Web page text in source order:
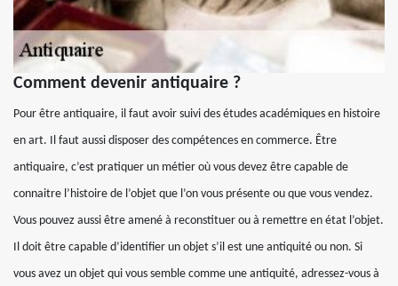
Comment devenir antiquaire ?
Pour être antiquaire, il faut avoir suivi des études académiques en histoire
en art. Il faut aussi disposer des compétences en commerce. Être
antiquaire, c’est pratiquer un métier où vous devez être capable de
connaitre l’histoire de l’objet que l’on vous présente ou que vous vendez.
Vous pouvez aussi être amené à reconstituer ou à remettre en état l’objet.
Il doit être capable d’identifier un objet s’il est une antiquité ou non. Si
vous avez un objet qui vous semble comme une antiquité, adressez-vous à